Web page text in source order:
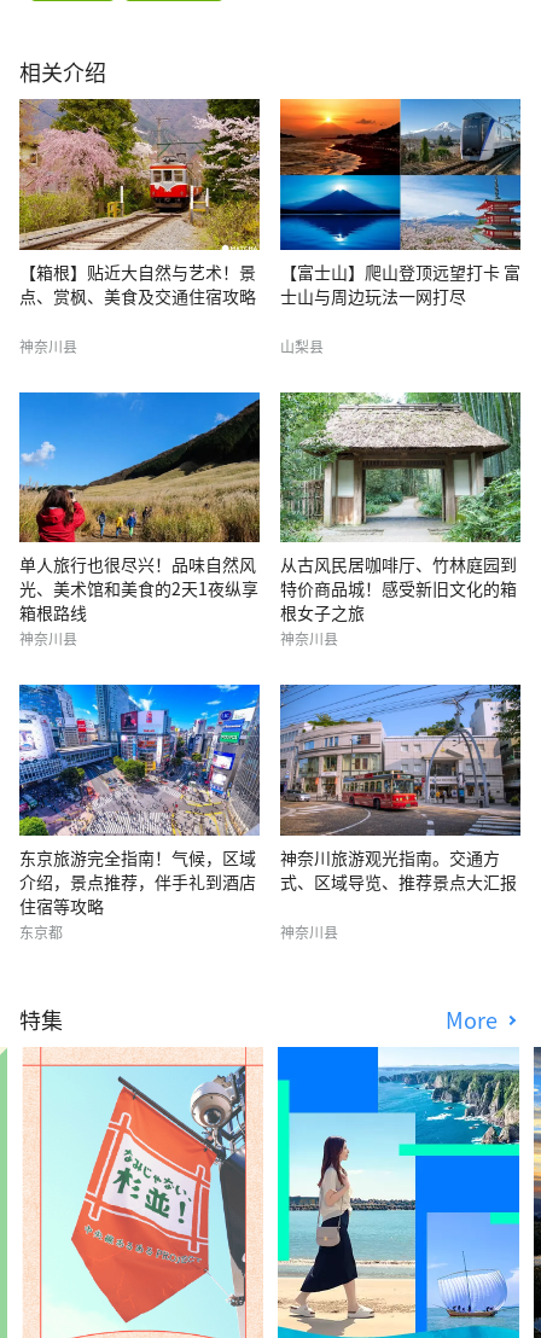
相关介绍
【箱根】贴近大自然与艺术！景
点、赏枫、美食及交通住宿攻略
神奈川县
【富士山】爬山登顶远望打卡 富
士山与周边玩法一网打尽
山梨县
单人旅行也很尽兴！品味自然风
光、美术馆和美食的2天1夜纵享
箱根路线
神奈川县
从古风民居咖啡厅、竹林庭园到
特价商品城！感受新旧文化的箱
根女子之旅
神奈川县
东京旅游完全指南！气候，区域
介绍，景点推荐，伴手礼到酒店
住宿等攻略
东京都
神奈川旅游观光指南。交通方
式、区域导览、推荐景点大汇报
神奈川县
特集 More